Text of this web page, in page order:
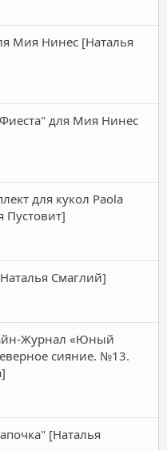
Мия Нинес [Наталья
для Мия Нинес
для кукол Paola
Пустовит]
Смаглий]
Журнал «Юный
сияние. №13.
[Наталья